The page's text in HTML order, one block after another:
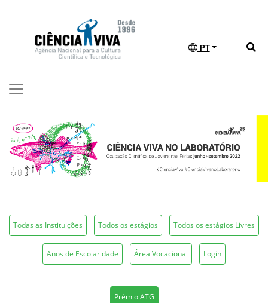
PT
Todas as Instituições Todos os estágios Todos os estágios Livres
Anos de Escolaridade Área Vocacional Login
Prémio ATG